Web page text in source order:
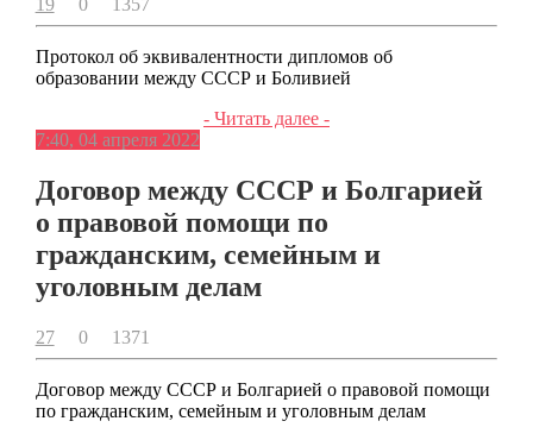
19 0 1357
Протокол об эквивалентности дипломов об
образовании между СССР и Боливией
- Читать далее -
7:40, 04 апреля 2022
Договор между СССР и Болгарией
о правовой помощи по
гражданским, семейным и
уголовным делам
27 0 1371
Договор между СССР и Болгарией о правовой помощи
по гражданским, семейным и уголовным делам